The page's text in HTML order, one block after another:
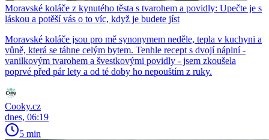
Moravské koláče z kynutého těsta s tvarohem a povidly: Upečte je s
láskou a potěší vás o to víc, když je budete jíst
Moravské koláče jsou pro mě synonymem neděle, tepla v kuchyni a
vůně, která se táhne celým bytem. Tenhle recept s dvojí náplní -
vanilkovým tvarohem a švestkovými povidly - jsem zkoušela
poprvé před pár lety a od té doby ho nepouštím z ruky.
Cooky.cz
dnes, 06:19
5 min